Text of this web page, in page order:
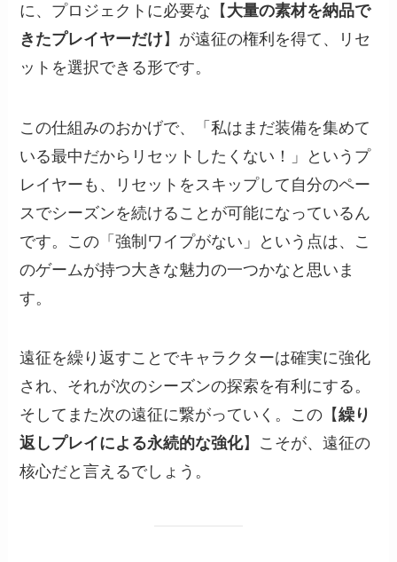
に、プロジェクトに必要な【 大量の素材を納品で
きたプレイヤーだけ】が遠征の権利を得て、リセ
ットを選択できる形です。
この仕組みのおかげで、「私はまだ装備を集めて
いる最中だからリセットしたくない！」というプ
レイヤーも、リセットをスキップして自分のペー
スでシーズンを続けることが可能になっているん
です。この「強制ワイプがない」という点は、こ
のゲームが持つ大きな魅力の一つかなと思いま
す。
遠征を繰り返すことでキャラクターは確実に強化
され、それが次のシーズンの探索を有利にする。
そしてまた次の遠征に繋がっていく。この【繰り
返しプレイによる永続的な強化】こそが、遠征の
核心だと言えるでしょう。